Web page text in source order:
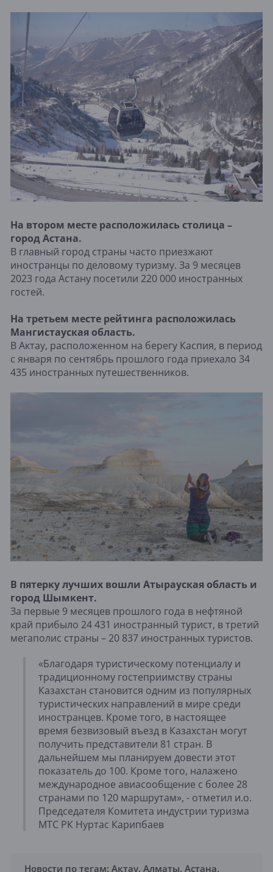
На втором месте расположилась столица –
город Астана.
В главный город страны часто приезжают
иностранцы по деловому туризму. За 9 месяцев
2023 года Астану посетили 220 000 иностранных
гостей.
На третьем месте рейтинга расположилась
Мангистауская область.
В Актау, расположенном на берегу Каспия, в период
с января по сентябрь прошлого года приехало 34
435 иностранных путешественников.
В пятерку лучших вошли Атырауская область и
город Шымкент.
За первые 9 месяцев прошлого года в нефтяной
край прибыло 24 431 иностранный турист, в третий
мегаполис страны – 20 837 иностранных туристов.
«Благодаря туристическому потенциалу и
традиционному гостеприимству страны
Казахстан становится одним из популярных
туристических направлений в мире среди
иностранцев. Кроме того, в настоящее
время безвизовый въезд в Казахстан могут
получить представители 81 стран. В
дальнейшем мы планируем довести этот
показатель до 100. Кроме того, налажено
международное авиасообщение с более 28
странами по 120 маршрутам», - отметил и.о.
Председателя Комитета индустрии туризма
МТС РК Нуртас Карипбаев
Новости по тегам: Ақтау, Алматы, Астана,